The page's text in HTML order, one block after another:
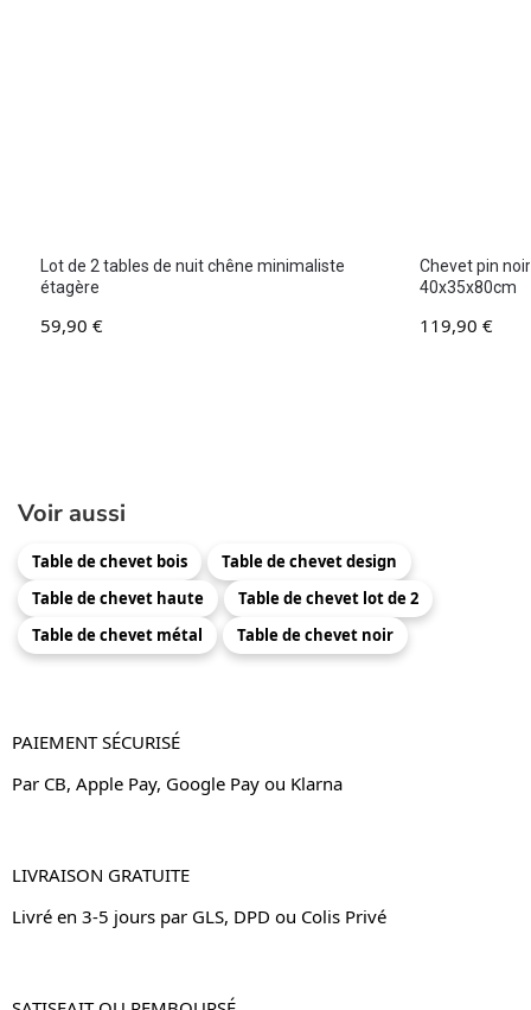
Lot de 2 tables de nuit chêne minimaliste
étagère
59,90 €
Chevet pin
40x35x80cm
119,90 €
Voir aussi
Table de chevet bois
Table de chevet design
Table de chevet haute
Table de chevet lot de 2
Table de chevet métal
Table de chevet noir
PAIEMENT SÉCURISÉ
Par CB, Apple Pay, Google Pay ou Klarna
LIVRAISON GRATUITE
Livré en 3-5 jours par GLS, DPD ou Colis Privé